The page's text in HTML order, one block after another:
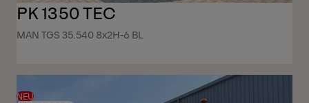
PK 1350 TEC
MAN TGS 35.540 8x2H-6 BL
NEU